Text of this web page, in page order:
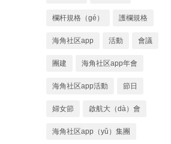
欄杆規格（gé） 護欄規格
海角社区app 活動 會議
團建 海角社区app年會
海角社区app活動 節日
婦女節 啟航大（dà）會
海角社区app（yǔ）集團